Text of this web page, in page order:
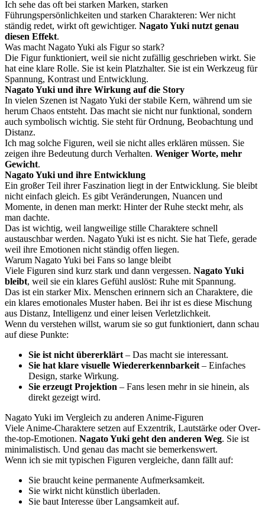
Ich sehe das oft bei starken Marken, starken
Führungspersönlichkeiten und starken Charakteren: Wer nicht
ständig redet, wirkt oft gewichtiger. Nagato Yuki nutzt genau
diesen Effekt.
Was macht Nagato Yuki als Figur so stark?
Die Figur funktioniert, weil sie nicht zufällig geschrieben wirkt. Sie
hat eine klare Rolle. Sie ist kein Platzhalter. Sie ist ein Werkzeug für
Spannung, Kontrast und Entwicklung.
Nagato Yuki und ihre Wirkung auf die Story
In vielen Szenen ist Nagato Yuki der stabile Kern, während um sie
herum Chaos entsteht. Das macht sie nicht nur funktional, sondern
auch symbolisch wichtig. Sie steht für Ordnung, Beobachtung und
Distanz.
Ich mag solche Figuren, weil sie nicht alles erklären müssen. Sie
zeigen ihre Bedeutung durch Verhalten. Weniger Worte, mehr
Gewicht.
Nagato Yuki und ihre Entwicklung
Ein großer Teil ihrer Faszination liegt in der Entwicklung. Sie bleibt
nicht einfach gleich. Es gibt Veränderungen, Nuancen und
Momente, in denen man merkt: Hinter der Ruhe steckt mehr, als
man dachte.
Das ist wichtig, weil langweilige stille Charaktere schnell
austauschbar werden. Nagato Yuki ist es nicht. Sie hat Tiefe, gerade
weil ihre Emotionen nicht ständig offen liegen.
Warum Nagato Yuki bei Fans so lange bleibt
Viele Figuren sind kurz stark und dann vergessen. Nagato Yuki
bleibt, weil sie ein klares Gefühl auslöst: Ruhe mit Spannung.
Das ist ein starker Mix. Menschen erinnern sich an Charaktere, die
ein klares emotionales Muster haben. Bei ihr ist es diese Mischung
aus Distanz, Intelligenz und einer leisen Verletzlichkeit.
Wenn du verstehen willst, warum sie so gut funktioniert, dann schau
auf diese Punkte:
Sie ist nicht übererklärt – Das macht sie interessant.
Sie hat klare visuelle Wiedererkennbarkeit – Einfaches
Design, starke Wirkung.
Sie erzeugt Projektion – Fans lesen mehr in sie hinein, als
direkt gezeigt wird.
Nagato Yuki im Vergleich zu anderen Anime-Figuren
Viele Anime-Charaktere setzen auf Exzentrik, Lautstärke oder Over-
the-top-Emotionen. Nagato Yuki geht den anderen Weg. Sie ist
minimalistisch. Und genau das macht sie bemerkenswert.
Wenn ich sie mit typischen Figuren vergleiche, dann fällt auf:
Sie braucht keine permanente Aufmerksamkeit.
Sie wirkt nicht künstlich überladen.
Sie baut Interesse über Langsamkeit auf.